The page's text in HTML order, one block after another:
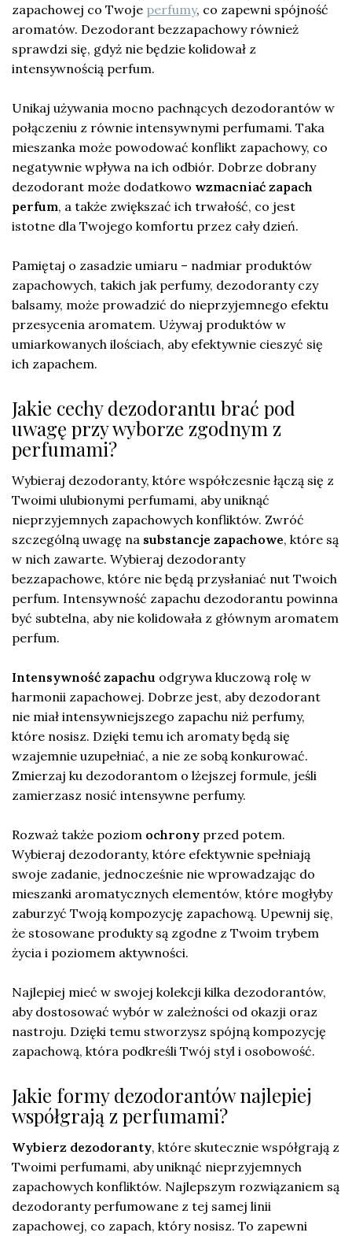
zapachowej co Twoje perfumy, co zapewni spójność
aromatów. Dezodorant bezzapachowy również
sprawdzi się, gdyż nie będzie kolidował z
intensywnością perfum.
Unikaj używania mocno pachnących dezodorantów w
połączeniu z równie intensywnymi perfumami. Taka
mieszanka może powodować konflikt zapachowy, co
negatywnie wpływa na ich odbiór. Dobrze dobrany
dezodorant może dodatkowo wzmacniać zapach
perfum, a także zwiększać ich trwałość, co jest
istotne dla Twojego komfortu przez cały dzień.
Pamiętaj o zasadzie umiaru – nadmiar produktów
zapachowych, takich jak perfumy, dezodoranty czy
balsamy, może prowadzić do nieprzyjemnego efektu
przesycenia aromatem. Używaj produktów w
umiarkowanych ilościach, aby efektywnie cieszyć się
ich zapachem.
Jakie cechy dezodorantu brać pod
uwagę przy wyborze zgodnym z
perfumami?
Wybieraj dezodoranty, które współczesnie łączą się z
Twoimi ulubionymi perfumami, aby uniknąć
nieprzyjemnych zapachowych konfliktów. Zwróć
szczególną uwagę na substancje zapachowe, które są
w nich zawarte. Wybieraj dezodoranty
bezzapachowe, które nie będą przysłaniać nut Twoich
perfum. Intensywność zapachu dezodorantu powinna
być subtelna, aby nie kolidowała z głównym aromatem
perfum.
Intensywność zapachu odgrywa kluczową rolę w
harmonii zapachowej. Dobrze jest, aby dezodorant
nie miał intensywniejszego zapachu niż perfumy,
które nosisz. Dzięki temu ich aromaty będą się
wzajemnie uzupełniać, a nie ze sobą konkurować.
Zmierzaj ku dezodorantom o lżejszej formule, jeśli
zamierzasz nosić intensywne perfumy.
Rozważ także poziom ochrony przed potem.
Wybieraj dezodoranty, które efektywnie spełniają
swoje zadanie, jednocześnie nie wprowadzając do
mieszanki aromatycznych elementów, które mogłyby
zaburzyć Twoją kompozycję zapachową. Upewnij się,
że stosowane produkty są zgodne z Twoim trybem
życia i poziomem aktywności.
Najlepiej mieć w swojej kolekcji kilka dezodorantów,
aby dostosować wybór w zależności od okazji oraz
nastroju. Dzięki temu stworzysz spójną kompozycję
zapachową, która podkreśli Twój styl i osobowość.
Jakie formy dezodorantów najlepiej
współgrają z perfumami?
Wybierz dezodoranty, które skutecznie współgrają z
Twoimi perfumami, aby uniknąć nieprzyjemnych
zapachowych konfliktów. Najlepszym rozwiązaniem są
dezodoranty perfumowane z tej samej linii
zapachowej, co zapach, który nosisz. To zapewni